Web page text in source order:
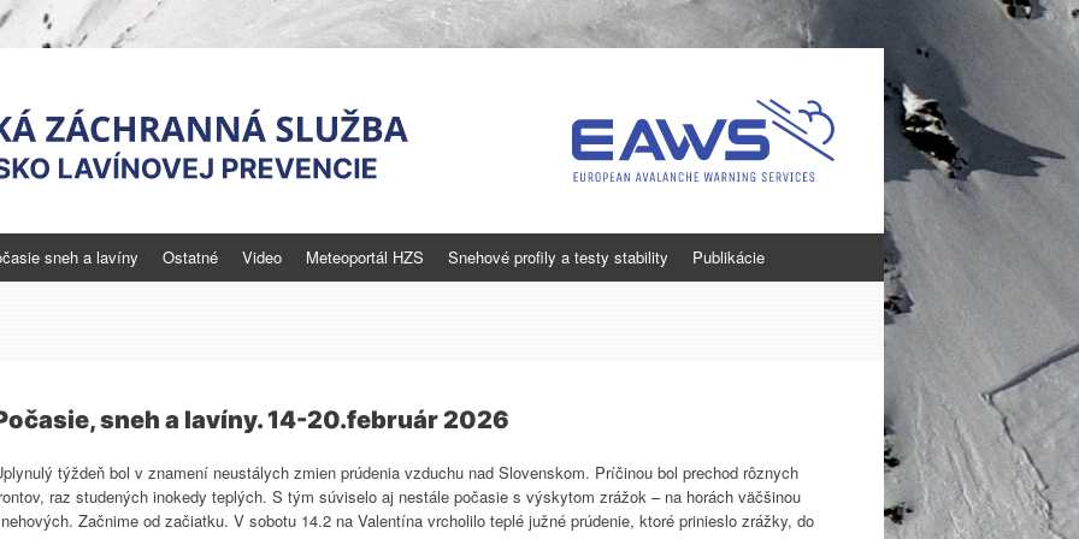
prevencie
sneh a lavíny Ostatné Video Meteoportál HZS Snehové profily a testy stability Publikácie
sneh a lavíny. 14-20.február 2026
týždeň bol v znamení neustálych zmien prúdenia vzduchu nad Slovenskom. Príčinou bol prechod rôznych
raz studených inokedy teplých. S tým súviselo aj nestále počasie s výskytom zrážok – na horách väčšinou
Začnime od začiatku. V sobotu 14.2 na Valentína vrcholilo teplé južné prúdenie, ktoré prinieslo zrážky, do